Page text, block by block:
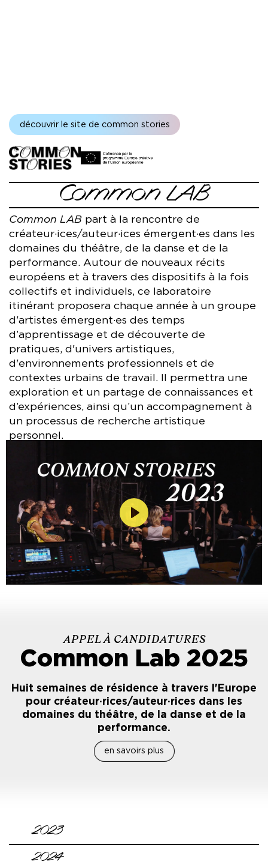
découvrir le site de common stories
Common LAB
Common LAB part à la rencontre de
créateur·ices/auteur·ices émergent·es dans les
domaines du théâtre, de la danse et de la
performance. Autour de nouveaux récits
européens et à travers des dispositifs à la fois
collectifs et individuels, ce laboratoire
itinérant proposera chaque année à un groupe
d'artistes émergent·es des temps
d’apprentissage et de découverte de
pratiques, d'univers artistiques,
d'environnements professionnels et de
contextes urbains de travail. Il permettra une
exploration et un partage de connaissances et
d’expériences, ainsi qu’un accompagnement à
un processus de recherche artistique
personnel.
Lecture
APPEL À CANDIDATURES
Common Lab 2025
Huit semaines de résidence à travers l'Europe
pour créateur·rices/auteur·rices dans les
domaines du théâtre, de la danse et de la
performance.
en savoirs plus
2023
2024